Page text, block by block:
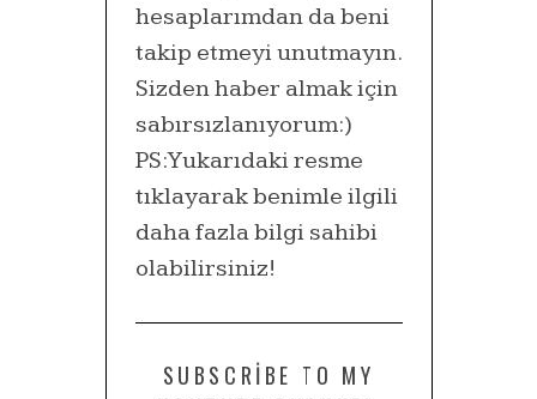
hesaplarımdan da beni
takip etmeyi unutmayın.
Sizden haber almak için
sabırsızlanıyorum:)
PS: Yukarıdaki resme
tıklayarak benimle ilgili
daha fazla bilgi sahibi
olabilirsiniz!
SUBSCRIBE TO MY